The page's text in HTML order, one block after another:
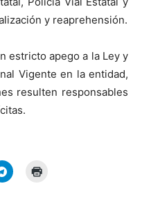
y reaprehensión.
estricto apego a la Ley y
Vigente en la entidad,
resulten responsables